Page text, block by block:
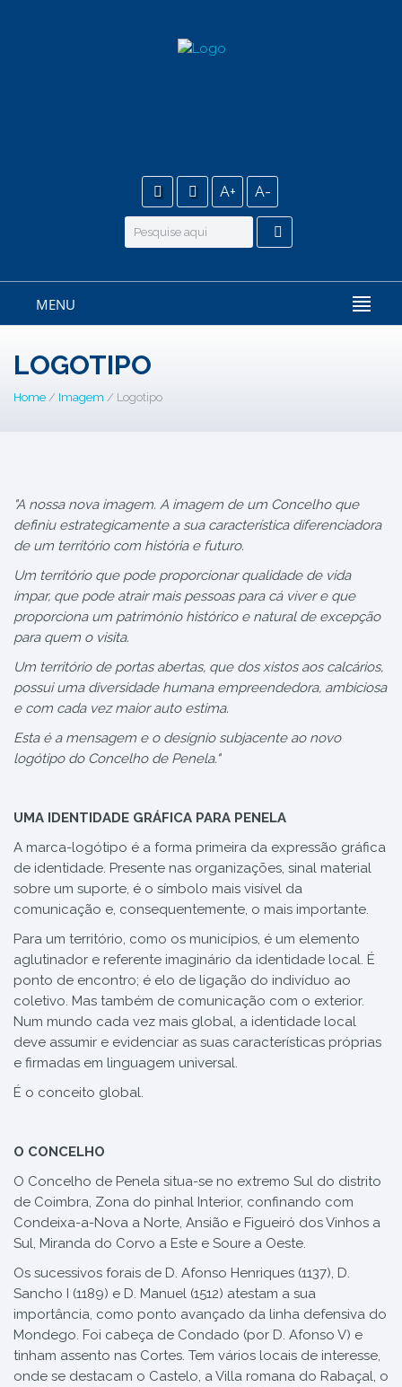
A+ A-
MENU
LOGOTIPO
Home / Imagem / Logotipo
"A nossa nova imagem. A imagem de um Concelho que
definiu estrategicamente a sua característica diferenciadora
de um território com história e futuro.
Um território que pode proporcionar qualidade de vida
ímpar, que pode atrair mais pessoas para cá viver e que
proporciona um património histórico e natural de excepção
para quem o visita.
Um território de portas abertas, que dos xistos aos calcários,
possui uma diversidade humana empreendedora, ambiciosa
e com cada vez maior auto estima.
Esta é a mensagem e o desígnio subjacente ao novo
logótipo do Concelho de Penela."
UMA IDENTIDADE GRÁFICA PARA PENELA
A marca-logótipo é a forma primeira da expressão gráfica
de identidade. Presente nas organizações, sinal material
sobre um suporte, é o símbolo mais visível da
comunicação e, consequentemente, o mais importante.
Para um território, como os municípios, é um elemento
aglutinador e referente imaginário da identidade local. É
ponto de encontro; é elo de ligação do indivíduo ao
coletivo. Mas também de comunicação com o exterior.
Num mundo cada vez mais global, a identidade local
deve assumir e evidenciar as suas características próprias
e firmadas em linguagem universal.
É o conceito global.
O CONCELHO
O Concelho de Penela situa-se no extremo Sul do distrito
de Coimbra, Zona do pinhal Interior, confinando com
Condeixa-a-Nova a Norte, Ansião e Figueiró dos Vinhos a
Sul, Miranda do Corvo a Este e Soure a Oeste.
Os sucessivos forais de D. Afonso Henriques (1137), D.
Sancho I (1189) e D. Manuel (1512) atestam a sua
importância, como ponto avançado da linha defensiva do
Mondego. Foi cabeça de Condado (por D. Afonso V) e
tinham assento nas Cortes. Tem vários locais de interesse,
onde se destacam o Castelo, a Villa romana do Rabaçal, o